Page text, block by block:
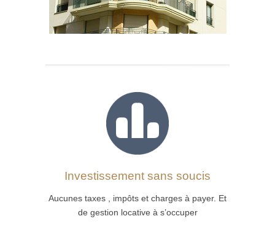
Investissement sans soucis
Aucunes taxes , impôts et charges à payer. Et
de gestion locative à s’occuper